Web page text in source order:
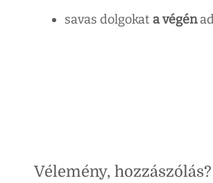
savas dolgokat a végén
Vélemény, hozzászólás?